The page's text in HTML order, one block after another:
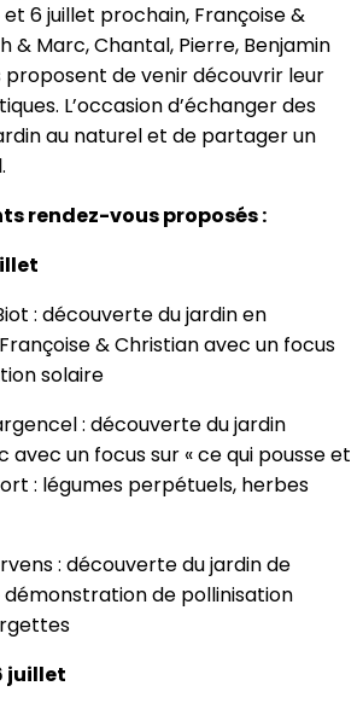
6 juillet prochain, Françoise &
& Marc, Chantal, Pierre, Benjamin
de venir découvrir leur
L’occasion d’échanger des
au naturel et de partager un
rendez-vous proposés :
: découverte du jardin en
& Christian avec un focus
solaire
: découverte du jardin
avec un focus sur « ce qui pousse et
: légumes perpétuels, herbes
: découverte du jardin de
de pollinisation
juillet